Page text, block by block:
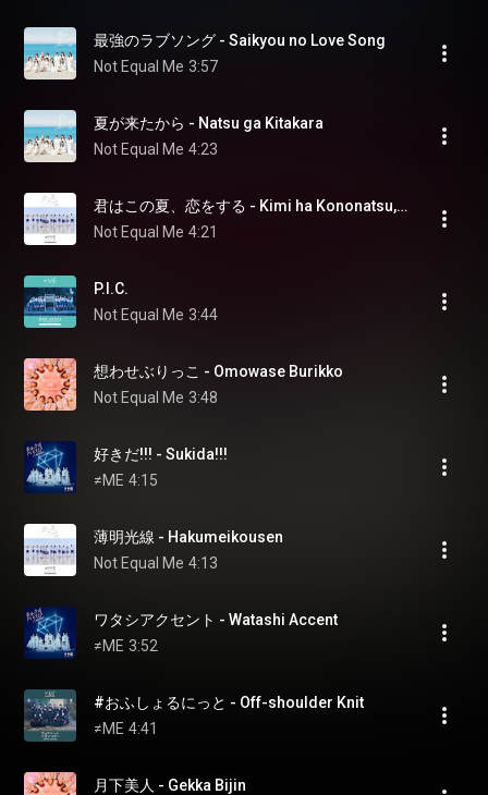
最強のラブソング - Saikyou no Love Song
Not Equal Me 3:57
夏が来たから - Natsu ga Kitakara
Not Equal Me 4:23
君はこの夏、恋をする - Kimi ha Kononatsu,Koi wo Suru
Not Equal Me 4:21
P.I.C.
Not Equal Me 3:44
想わせぶりっこ - Omowase Burikko
Not Equal Me 3:48
好きだ!!! - Sukida!!!
≠ME 4:15
薄明光線 - Hakumeikousen
Not Equal Me 4:13
ワタシアクセント - Watashi Accent
≠ME 3:52
#おふしょるにっと - Off-shoulder Knit
≠ME 4:41
月下美人 - Gekka Bijin